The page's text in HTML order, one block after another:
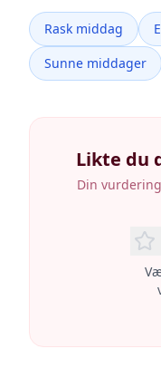
Rask middag
Sunne middager
Likte du
Din